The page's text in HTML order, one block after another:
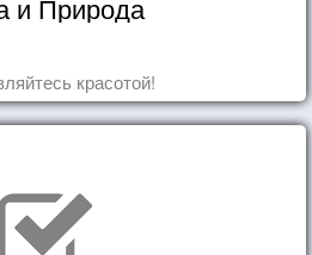
и Природа
красотой!